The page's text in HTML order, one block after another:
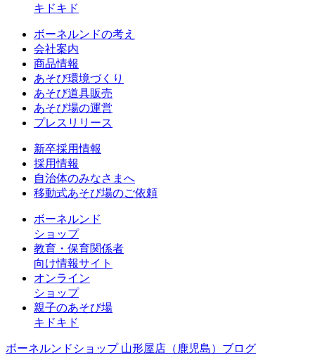
キドキド
ボーネルンドの考え
会社案内
商品情報
あそび環境づくり
あそび道具販売
あそび場の運営
プレスリリース
新卒採用情報
採用情報
自治体のみなさまへ
移動式あそび場のご依頼
ボーネルンド
ショップ
教育・保育関係者
向け情報サイト
オンライン
ショップ
親子のあそび場
キドキド
ボーネルンドショップ 山形屋店（鹿児島）ブログ